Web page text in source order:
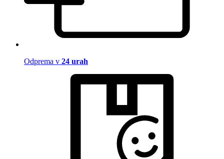
Odprema v 24 urah